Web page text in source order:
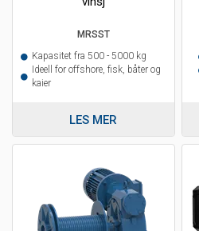
MRSST
Kapasitet fra 500 - 5000 kg
Ideell for offshore, fisk, båter og
kaier
LES MER